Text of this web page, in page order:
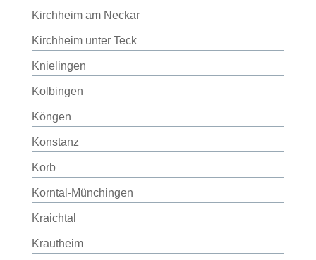
Kirchheim am Neckar
Kirchheim unter Teck
Knielingen
Kolbingen
Köngen
Konstanz
Korb
Korntal-Münchingen
Kraichtal
Krautheim